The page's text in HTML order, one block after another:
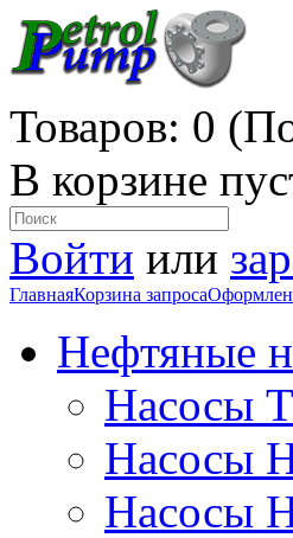
Товаров: 0
В корзине
Войти или
ГлавнаяКорзина запроса
Нефтяные
Насосы
Насосы
Насосы